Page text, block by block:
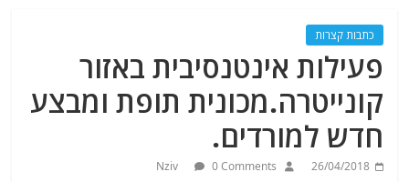
כתבות קצרות
פעילות אינטנסיבית באזור
קונייטרה.מכונית תופת ומבצע
חדש למורדים.
26/04/2018
Nziv 0 Comments